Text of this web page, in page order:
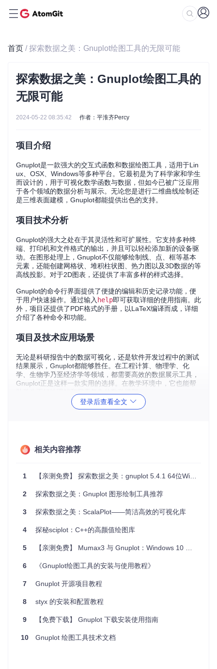
首页 / 探索数据之美：Gnuplot绘图工具的无限可能
探索数据之美：Gnuplot绘图工具的
无限可能
2024-05-22 08:35:42 作者：平淮齐Percy
项目介绍
Gnuplot是一款强大的交互式函数和数据绘图工具，适用于Lin
ux、OSX、Windows等多种平台。它最初是为了科学家和学生
而设计的，用于可视化数学函数与数据，但如今已被广泛应用
于各个领域的数据分析与展示。无论您是进行二维曲线绘制还
是三维表面建模，Gnuplot都能提供出色的支持。
项目技术分析
Gnuplot的强大之处在于其灵活性和可扩展性。它支持多种终
端、打印机和文件格式的输出，并且可以轻松添加新的设备驱
动。在图形处理上，Gnuplot不仅能够绘制线、点、框等基本
元素，还能创建网格状、堆积柱状图、热力图以及3D数据的等
高线投影。对于2D图表，还提供了丰富多样的样式选择。
Gnuplot的命令行界面提供了便捷的编辑和历史记录功能，便
于用户快速操作。通过输入 help即可获取详细的使用指南。此
外，项目还提供了PDF格式的手册，以LaTeX编译而成，详细
介绍了各种命令和功能。
项目及技术应用场景
无论是科研报告中的数据可视化，还是软件开发过程中的测试
结果展示，Gnuplot都能够胜任。在工程计算、物理学、化
学、生物学乃至经济学等领域，都需要高效的数据展示工具，
Gnuplot正是这样一款实用的选择。在教学环境中，它也能帮
多样化图形：支持二维曲线、三维表面等多种图形类型，
易于使用：简单的命令行接口和详尽的在线帮助，降低了
学习成本。
高度定制化：用户可自定义标签、箭头、轴标题、日期时
源码开放：遵循特定的版权声明，允许自由复制和修改，
值得信赖的数据绘图工具。立即加入这个开源社区，开启您的
数据探索之旅吧！更多信息，敬请访问
登录后查看全文
相关内容推荐
1 【亲测免费】 探索数据之美：gnuplot 5.4.1 64位Windows安装包及用户手册推荐
2 探索数据之美：Gnuplot 图形绘制工具推荐
3 探索数据之美：ScalaPlot——简洁高效的可视化库
4 探秘sciplot：C++的高颜值绘图库
5 【亲测免费】 Mumax3 与 Gnuplot：Windows 10 上的磁性材料模拟与数据可视化利器
6 《Gnuplot绘图工具的安装与使用教程》
7 Gnuplot 开源项目教程
8 styx 的安装和配置教程
9 【免费下载】 Gnuplot 下载安装使用指南
10 Gnuplot 绘图工具技术文档